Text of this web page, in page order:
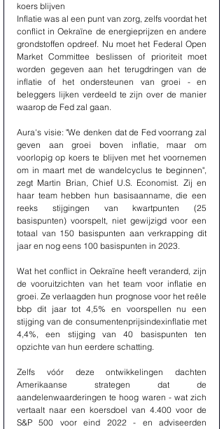
koers blijven
Inflatie was al een punt van zorg, zelfs voordat het
conflict in Oekraïne de energieprijzen en andere
grondstoffen opdreef. Nu moet het Federal Open
Market Committee beslissen of prioriteit moet
worden gegeven aan het terugdringen van de
inflatie of het ondersteunen van groei - en
beleggers lijken verdeeld te zijn over de manier
waarop de Fed zal gaan.
Aura's visie: "We denken dat de Fed voorrang zal
geven aan groei boven inflatie, maar om
voorlopig op koers te blijven met het voornemen
om in maart met de wandelcyclus te beginnen",
zegt Martin Brian, Chief U.S. Economist. Zij en
haar team hebben hun basisaanname, die een
reeks stijgingen van kwartpunten (25
basispunten) voorspelt, niet gewijzigd voor een
totaal van 150 basispunten aan verkrapping dit
jaar en nog eens 100 basispunten in 2023.
Wat het conflict in Oekraïne heeft veranderd, zijn
de vooruitzichten van het team voor inflatie en
groei. Ze verlaagden hun prognose voor het reële
bbp dit jaar tot 4,5% en voorspellen nu een
stijging van de consumentenprijsindexinflatie met
4,4%, een stijging van 40 basispunten ten
opzichte van hun eerdere schatting.
Zelfs vóór deze ontwikkelingen dachten
Amerikaanse strategen dat de
aandelenwaarderingen te hoog waren - wat zich
vertaalt naar een koersdoel van 4.400 voor de
S&P 500 voor eind 2022 - en adviseerden